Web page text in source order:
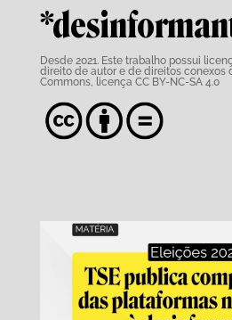
Desde 2021. Este trabalho possui
direito de autor e de direitos conexos
Commons, licença CC BY-NC-SA 4.0